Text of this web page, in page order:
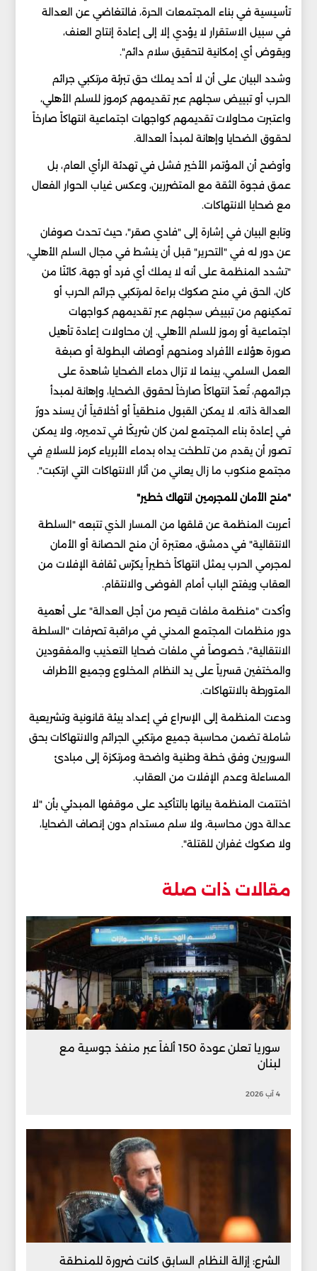
تأسيسية في بناء المجتمعات الحرة، فالتغاضي عن العدالة
في سبيل الاستقرار لا يؤدي إلا إلى إعادة إنتاج العنف،
ويقوض أي إمكانية لتحقيق سلام دائم".
وشدد البيان على أن لا أحد يملك حق تبرئة مرتكبي جرائم
الحرب أو تبييض سجلهم عبر تقديمهم كرموز للسلم الأهلي،
واعتبرت محاولات تقديمهم كواجهات اجتماعية انتهاكاً صارخاً
لحقوق الضحايا وإهانة لمبدأ العدالة.
وأوضح أن المؤتمر الأخير فشل في تهدئة الرأي العام، بل
عمق فجوة الثقة مع المتضررين، وعكس غياب الحوار الفعال
مع ضحايا الانتهاكات.
وتابع البيان في إشارة إلى "فادي صقر"، حيث تحدث صوفان
عن دور له في "التحرير" قبل أن ينشط في مجال السلم الأهلي،
"تشدد المنظمة على أنه لا يملك أي فرد أو جهة، كائنًا من
كان، الحق في منح صكوك براءة لمرتكبي جرائم الحرب أو
تمكينهم من تبييض سجلهم عبر تقديمهم كـواجهات
اجتماعية أو رموز للسلم الأهلي. إن محاولات إعادة تأهيل
صورة هؤلاء الأفراد ومنحهم أوصاف البطولة أو صبغة
العمل السلمي، بينما لا تزال دماء الضحايا شاهدة على
جرائمهم، تُعدّ انتهاكاً صارخاً لحقوق الضحايا، وإهانة لمبدأ
العدالة ذاته. لا يمكن القبول منطقياً أو أخلاقياً أن يسند دورٌ
في إعادة بناء المجتمع لمن كان شريكًا في تدميره، ولا يمكن
تصور أن يقدم من تلطخت يداه بدماء الأبرياء كرمز للسلامٍ في
مجتمع منكوب ما زال يعاني من أثار الانتهاكات التي ارتكبت".
"منح الأمان للمجرمين انتهاك خطير"
أعربت المنظمة عن قلقها من المسار الذي تتبعه "السلطة
الانتقالية" في دمشق، معتبرة أن منح الحصانة أو الأمان
لمجرمي الحرب يمثل انتهاكاً خطيراً يكرّس ثقافة الإفلات من
العقاب ويفتح الباب أمام الفوضى والانتقام.
وأكدت "منظمة ملفات قيصر من أجل العدالة" على أهمية
دور منظمات المجتمع المدني في مراقبة تصرفات "السلطة
الانتقالية"، خصوصاً في ملفات ضحايا التعذيب والمفقودين
والمختفين قسرياً على يد النظام المخلوع وجميع الأطراف
المتورطة بالانتهاكات.
ودعت المنظمة إلى الإسراع في إعداد بيئة قانونية وتشريعية
شاملة تضمن محاسبة جميع مرتكبي الجرائم والانتهاكات بحق
السوريين وفق خطة وطنية واضحة ومرتكزة إلى مبادئ
المساءلة وعدم الإفلات من العقاب.
اختتمت المنظمة بيانها بالتأكيد على موقفها المبدئي بأن "لا
عدالة دون محاسبة، ولا سلم مستدام دون إنصاف الضحايا،
ولا صكوك غفران للقتلة".
مقالات ذات صلة
سوريا تعلن عودة 150 ألفاً عبر منفذ جوسية مع
لبنان
4 آب 2026
الشرع: إزالة النظام السابق كانت ضرورة للمنطقة